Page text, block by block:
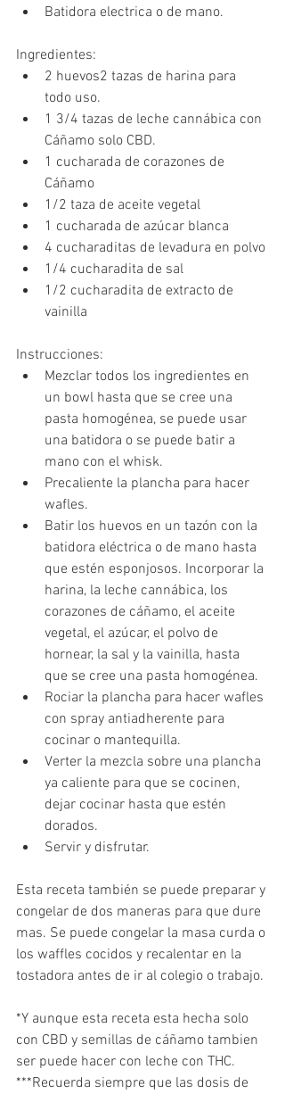
Batidora electrica o de mano.
Ingredientes:
2 huevos2 tazas de harina para
todo uso.
1 3/4 tazas de leche cannábica con
Cáñamo solo CBD.
1 cucharada de corazones de
Cáñamo
1/2 taza de aceite vegetal
1 cucharada de azúcar blanca
4 cucharaditas de levadura en polvo
1/4 cucharadita de sal
1/2 cucharadita de extracto de
vainilla
Instrucciones:
Mezclar todos los ingredientes en
un bowl hasta que se cree una
pasta homogénea, se puede usar
una batidora o se puede batir a
mano con el whisk.
Precaliente la plancha para hacer
wafles.
Batir los huevos en un tazón con la
batidora eléctrica o de mano hasta
que estén esponjosos. Incorporar la
harina, la leche cannábica, los
corazones de cáñamo, el aceite
vegetal, el azúcar, el polvo de
hornear, la sal y la vainilla, hasta
que se cree una pasta homogénea.
Rociar la plancha para hacer wafles
con spray antiadherente para
cocinar o mantequilla.
Verter la mezcla sobre una plancha
ya caliente para que se cocinen,
dejar cocinar hasta que estén
dorados.
Servir y disfrutar.
Esta receta también se puede preparar y
congelar de dos maneras para que dure
mas. Se puede congelar la masa curda o
los waffles cocidos y recalentar en la
tostadora antes de ir al colegio o trabajo.
*Y aunque esta receta esta hecha solo
con CBD y semillas de cáñamo tambien
ser puede hacer con leche con THC.
***Recuerda siempre que las dosis de